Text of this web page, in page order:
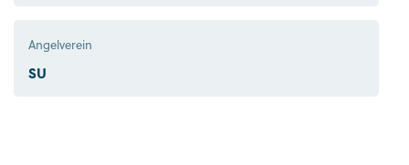
Angelverein
SU